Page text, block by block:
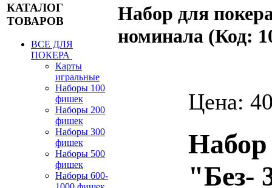
КАТАЛОГ
ТОВАРОВ
ВСЕ ДЛЯ
ПОКЕРА
Карты
игральные
Наборы 100
фишек
Наборы 200
фишек
Наборы 300
фишек
Наборы 500
фишек
Наборы 600-
Набор для
номинала (Код:
Цена:
Набор
"Без-